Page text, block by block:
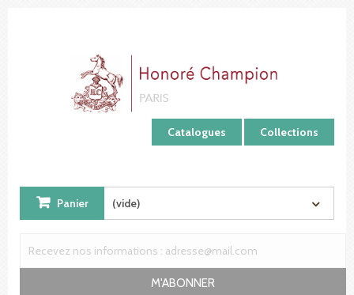
Catalogues Collections
Panier (vide)
M'ABONNER